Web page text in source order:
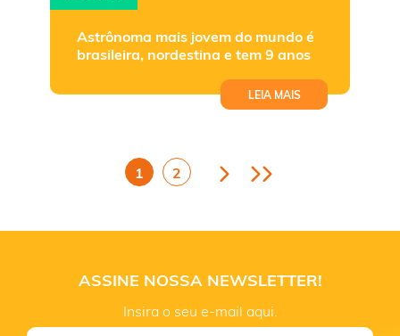
Astrônoma mais jovem do mundo é
brasileira, nordestina e tem 9 anos
LEIA MAIS
1 2
ASSINE NOSSA NEWSLETTER!
Insira o seu e-mail aqui.